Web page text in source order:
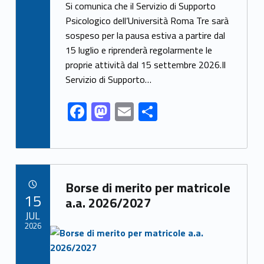
ac
e
b
o
o
k
as
to
d
o
n
m
ai
l
h
ar
e
Si comunica che il Servizio di Supporto
Psicologico dell’Università Roma Tre sarà
sospeso per la pausa estiva a partire dal
15 luglio e riprenderà regolarmente le
proprie attività dal 15 settembre 2026.Il
Servizio di Supporto…
F
ac
e
b
o
o
k
M
as
to
d
o
n
E
m
ai
l
S
ar
e
Link identifier archive #link-archive-9956
Borse di merito per matricole
a.a. 2026/2027
Link identifier archive #link-archive-thumb-soap-91491
15
JUL
2026